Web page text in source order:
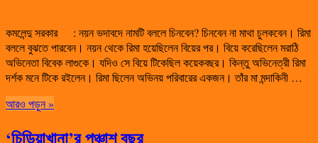
কমলেন্দু সরকার : নয়ন ভদাবদে নামটি বললে চিনবেন? চিনবেন না মাথা চুলকবেন। রিমা
বললে বুঝতে পারবেন। নয়ন থেকে রিমা হয়েছিলেন বিয়ের পর। বিয়ে করেছিলেন মরাঠি
অভিনেতা বিবেক লাগুকে। যদিও সে বিয়ে টিকেছিল কয়েকবছর। কিন্তু অভিনেত্রী রিমা
দর্শক মনে টিকে রইলেন। রিমা ছিলেন অভিনয় পরিবারের একজন। তাঁর মা মন্দাকিনী …
আরও পড়ুন »
‘চিড়িয়াখানা’র পঞ্চাশ বছর